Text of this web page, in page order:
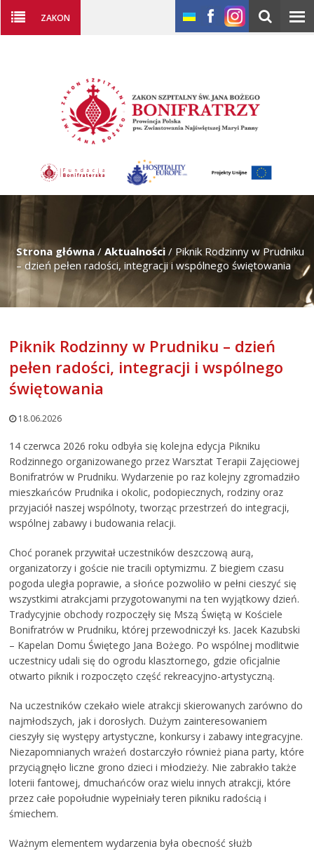
ZAKON
Strona główna /Aktualności / Piknik Rodzinny w Prudniku
– dzień pełen radości, integracji i wspólnego świętowania
Piknik Rodzinny w Prudniku – dzień
pełen radości, integracji i wspólnego
świętowania
18.06.2026
14 czerwca 2026 roku odbyła się kolejna edycja Pikniku
Rodzinnego organizowanego przez Warsztat Terapii Zajęciowej
Bonifratrów w Prudniku. Wydarzenie po raz kolejny zgromadziło
mieszkańców Prudnika i okolic, podopiecznych, rodziny oraz
przyjaciół naszej wspólnoty, tworząc przestrzeń do integracji,
wspólnej zabawy i budowania relacji.
Choć poranek przywitał uczestników deszczową aurą,
organizatorzy i goście nie tracili optymizmu. Z biegiem czasu
pogoda uległa poprawie, a słońce pozwoliło w pełni cieszyć się
wszystkimi atrakcjami przygotowanymi na ten wyjątkowy dzień.
Tradycyjnie obchody rozpoczęły się Mszą Świętą w Kościele
Bonifratrów w Prudniku, której przewodniczył ks. Jacek Kazubski
– Kapelan Domu Świętego Jana Bożego. Po wspólnej modlitwie
uczestnicy udali się do ogrodu klasztornego, gdzie oficjalnie
otwarto piknik i rozpoczęto część rekreacyjno-artystyczną.
Na uczestników czekało wiele atrakcji skierowanych zarówno do
najmłodszych, jak i dorosłych. Dużym zainteresowaniem
cieszyły się występy artystyczne, konkursy i zabawy integracyjne.
Niezapomnianych wrażeń dostarczyło również piana party, które
przyciągnęło liczne grono dzieci i młodzieży. Nie zabrakło także
loterii fantowej, dmuchańców oraz wielu innych atrakcji, które
przez całe popołudnie wypełniały teren pikniku radością i
śmiechem.
Ważnym elementem wydarzenia była obecność służb